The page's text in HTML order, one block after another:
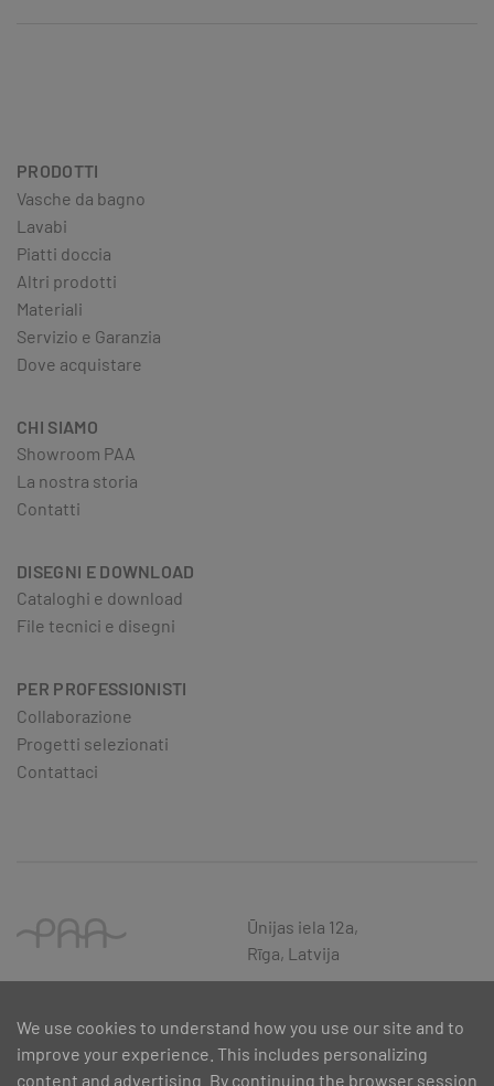
PRODOTTI
Vasche da bagno
Lavabi
Piatti doccia
Altri prodotti
Materiali
Servizio e Garanzia
Dove acquistare
CHI SIAMO
Showroom PAA
La nostra storia
Contatti
DISEGNI E DOWNLOAD
Cataloghi e download
File tecnici e disegni
PER PROFESSIONISTI
Collaborazione
Progetti selezionati
Contattaci
Ūnijas iela 12a,
Rīga, Latvija
We use cookies to understand how you use our site and to
improve your experience. This includes personalizing
content and advertising. By continuing the browser session